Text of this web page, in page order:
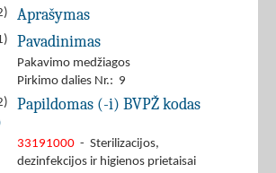
Aprašymas
Pavadinimas
Pakavimo medžiagos
Pirkimo dalies Nr.: 9
Papildomas (-i) BVPŽ kodas
33191000 - Sterilizacijos,
dezinfekcijos ir higienos prietaisai